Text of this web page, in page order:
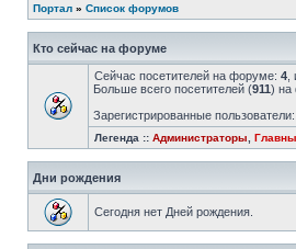
Портал » Список форумов
Кто сейчас на форуме
Сейчас посетителей на форуме: 4
Больше всего посетителей (911) на
Зарегистрированные
Легенда :: Администраторы
Дни рождения
Сегодня нет Дней рождения.